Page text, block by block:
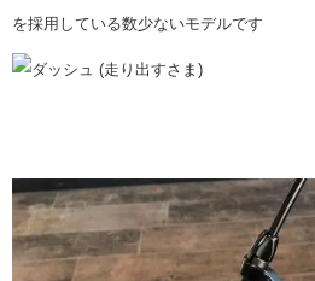
を採用している数少ないモデルです